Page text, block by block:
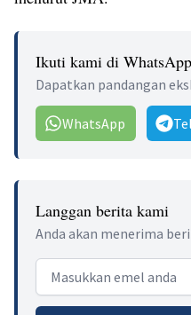
Ikuti kami di
Dapatkan pandangan
WhatsApp
Langgan berita kami
Anda akan menerima
Email address